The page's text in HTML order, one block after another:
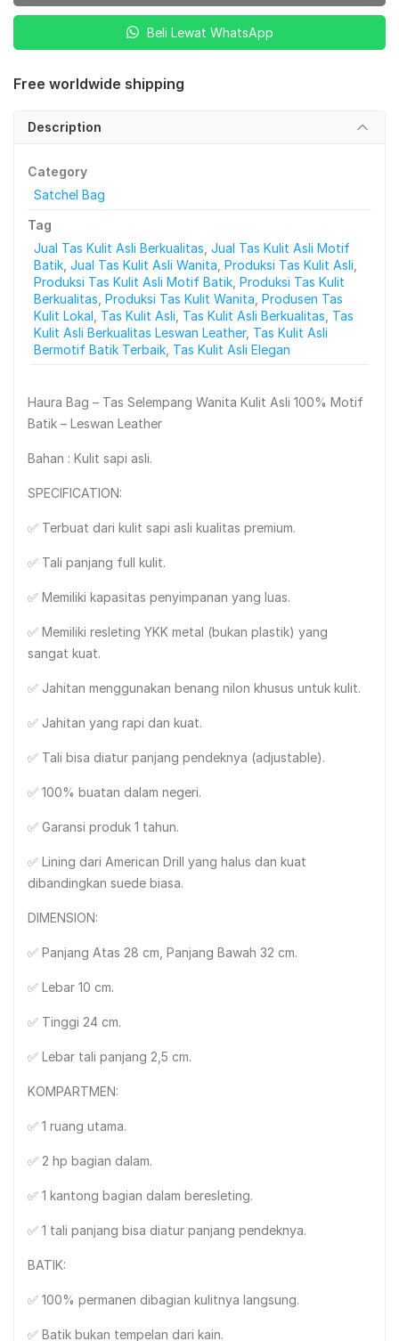
Beli Lewat WhatsApp
Free worldwide shipping
Description
Category
Satchel Bag
Tag
Jual Tas Kulit Asli Berkualitas Jual Tas Kulit Asli Motif
Batik Jual Tas Kulit Asli Wanita Produksi Tas Kulit Asli
Produksi Tas Kulit Asli Motif Batik Produksi Tas Kulit
Berkualitas Produksi Tas Kulit Wanita Produsen Tas
Kulit Lokal Tas Kulit Asli Tas Kulit Asli Berkualitas Tas
Kulit Asli Berkualitas Leswan Leather, Tas Kulit Asli
Bermotif Batik Terbaik Tas Kulit Asli Elegan
Haura Bag – Tas Selempang Wanita Kulit Asli 100% Motif
Batik – Leswan Leather
Bahan : Kulit sapi asli.
SPECIFICATION:
✅ Terbuat dari kulit sapi asli kualitas premium.
✅ Tali panjang full kulit.
✅ Memiliki kapasitas penyimpanan yang luas.
✅ Memiliki resleting YKK metal (bukan plastik) yang
sangat kuat.
✅ Jahitan menggunakan benang nilon khusus untuk kulit.
✅ Jahitan yang rapi dan kuat.
✅ Tali bisa diatur panjang pendeknya (adjustable).
✅ 100% buatan dalam negeri.
✅ Garansi produk 1 tahun.
✅ Lining dari American Drill yang halus dan kuat
dibandingkan suede biasa.
DIMENSION:
✅ Panjang Atas 28 cm, Panjang Bawah 32 cm.
✅ Lebar 10 cm.
✅ Tinggi 24 cm.
✅ Lebar tali panjang 2,5 cm.
KOMPARTMEN:
✅ 1 ruang utama.
✅ 2 hp bagian dalam.
✅ 1 kantong bagian dalam beresleting.
✅ 1 tali panjang bisa diatur panjang pendeknya.
BATIK:
✅ 100% permanen dibagian kulitnya langsung.
✅ Batik bukan tempelan dari kain.